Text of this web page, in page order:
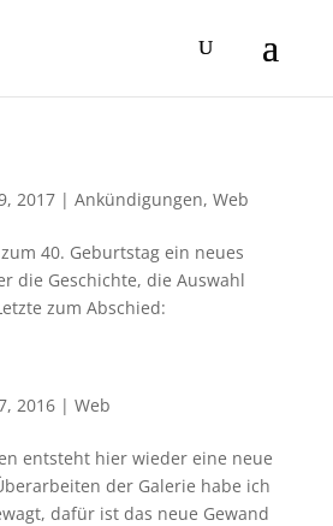
2017| Ankündigungen, Web
40. Geburtstag ein neues
die Geschichte, die Auswahl
zum Abschied:
2016| Web
entsteht hier wieder eine neue
der Galerie habe ich
dafür ist das neue Gewand